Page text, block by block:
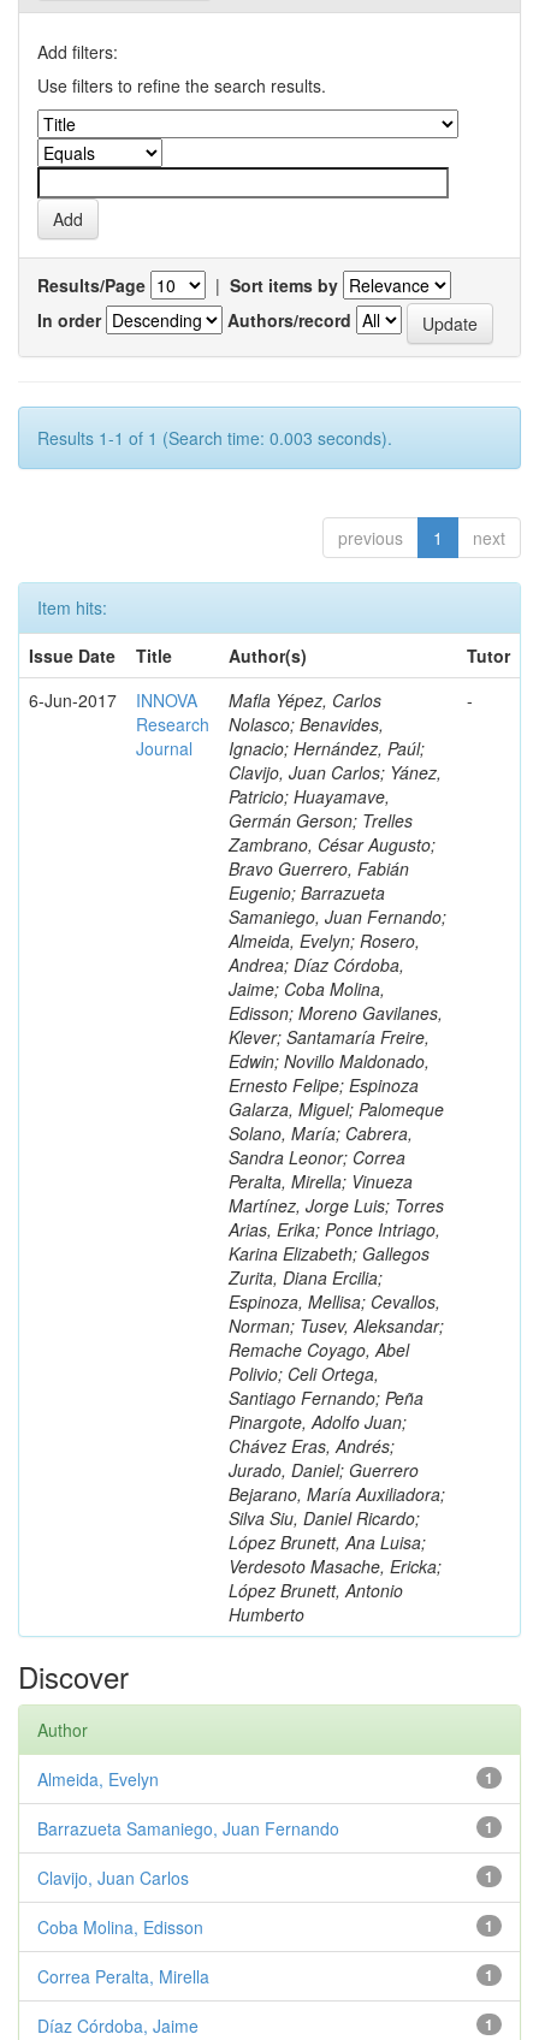
Add filters:
Use filters to refine the search results.
Results/Page | Sort items by
In order
Authors/record
Results 1-1 of 1 (Search time: 0.003 seconds).
previous 1 next
Item hits:
Issue Date
Title Author(s)
Tutor
6-Jun-2017
INNOVA
Research
Journal
Mafla Yépez, Carlos
Nolasco; Benavides,
Ignacio; Hernández, Paúl;
Clavijo, Juan Carlos; Yánez,
Patricio; Huayamave,
Germán Gerson; Trelles
Zambrano, César Augusto;
Bravo Guerrero, Fabián
Eugenio; Barrazueta
Samaniego, Juan Fernando;
Almeida, Evelyn; Rosero,
Andrea; Díaz Córdoba,
Jaime; Coba Molina,
Edisson; Moreno Gavilanes,
Klever; Santamaría Freire,
Edwin; Novillo Maldonado,
Ernesto Felipe; Espinoza
Galarza, Miguel; Palomeque
Solano, María; Cabrera,
Sandra Leonor; Correa
Peralta, Mirella; Vinueza
Martínez, Jorge Luis; Torres
Arias, Erika; Ponce Intriago,
Karina Elizabeth; Gallegos
Zurita, Diana Ercilia;
Espinoza, Mellisa; Cevallos,
Norman; Tusev, Aleksandar;
Remache Coyago, Abel
Polivio; Celi Ortega,
Santiago Fernando; Peña
Pinargote, Adolfo Juan;
Chávez Eras, Andrés;
Jurado, Daniel; Guerrero
Bejarano, María Auxiliadora;
Silva Siu, Daniel Ricardo;
López Brunett, Ana Luisa;
Verdesoto Masache, Ericka;
López Brunett, Antonio
Humberto
-
Discover
Author
1
Almeida, Evelyn
1
Barrazueta Samaniego, Juan Fernando
1
Clavijo, Juan Carlos
1
Coba Molina, Edisson
1
Correa Peralta, Mirella
1
Díaz Córdoba, Jaime